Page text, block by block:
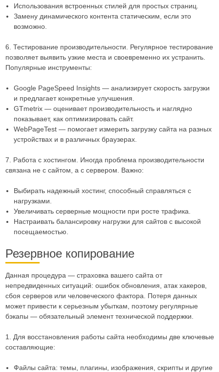
Использования встроенных стилей для простых страниц.
Замену динамического контента статическим, если это
возможно.
6. Тестирование производительности. Регулярное тестирование
позволяет выявить узкие места и своевременно их устранить.
Популярные инструменты:
Google PageSpeed Insights — анализирует скорость загрузки
и предлагает конкретные улучшения.
GTmetrix — оценивает производительность и наглядно
показывает, как оптимизировать сайт.
WebPageTest — помогает измерить загрузку сайта на разных
устройствах и в различных браузерах.
7. Работа с хостингом. Иногда проблема производительности
связана не с сайтом, а с сервером. Важно:
Выбирать надежный хостинг, способный справляться с
нагрузками.
Увеличивать серверные мощности при росте трафика.
Настраивать балансировку нагрузки для сайтов с высокой
посещаемостью.
Резервное копирование
Данная процедура — страховка вашего сайта от
непредвиденных ситуаций: ошибок обновления, атак хакеров,
сбоя серверов или человеческого фактора. Потеря данных
может привести к серьезным убыткам, поэтому регулярные
бэкапы — обязательный элемент технической поддержки.
1. Для восстановления работы сайта необходимы две ключевые
составляющие:
Файлы сайта: темы, плагины, изображения, скрипты и другие